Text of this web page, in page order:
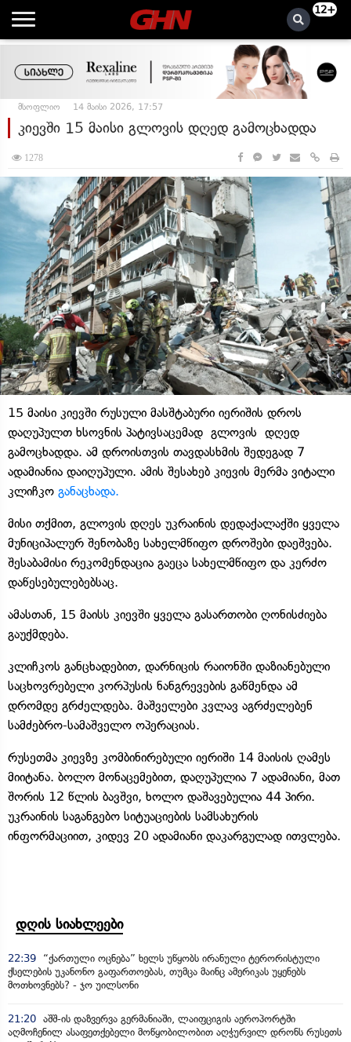
12+
მსოფლიო 14 მაისი 2026, 17:57
კიევში 15 მაისი გლოვის დღედ გამოცხადდა
1278
15 მაისი კიევში რუსული მასშტაბური იერიშის დროს
დაღუპულთ ხსოვნის პატივსაცემად გლოვის დღედ
გამოცხადდა. ამ დროისთვის თავდასხმის შედეგად 7
ადამიანია დაიღუპული. ამის შესახებ კიევის მერმა ვიტალი
კლიჩკო განაცხადა.
მისი თქმით, გლოვის დღეს უკრაინის დედაქალაქში ყველა
მუნიციპალურ შენობაზე სახელმწიფო დროშები დაეშვება.
შესაბამისი რეკომენდაცია გაეცა სახელმწიფო და კერძო
დაწესებულებებსაც.
ამასთან, 15 მაისს კიევში ყველა გასართობი ღონისძიება
გაუქმდება.
კლიჩკოს განცხადებით, დარნიცის რაიონში დაზიანებული
საცხოვრებელი კორპუსის ნანგრევების გაწმენდა ამ
დრომდე გრძელდება. მაშველები კვლავ აგრძელებენ
სამძებრო-სამაშველო ოპერაციას.
რუსეთმა კიევზე კომბინირებული იერიში 14 მაისის ღამეს
მიიტანა. ბოლო მონაცემებით, დაღუპულია 7 ადამიანი, მათ
შორის 12 წლის ბავშვი, ხოლო დაშავებულია 44 პირი.
უკრაინის საგანგებო სიტუაციების სამსახურის
ინფორმაციით, კიდევ 20 ადამიანი დაკარგულად ითვლება.
დღის სიახლეები
22:39
“ქართული ოცნება” ხელს უწყობს ირანული ტერორისტული
ქსელების უკანონო გაფართოებას, თუმცა მაინც ამერიკას უყენებს
მოთხოვნებს? - ჯო უილსონი
21:20 აშშ-ის დაზვერვა გერმანიაში, ლაიფციგის აეროპორტში
აღმოჩენილ ასაფეთქებელი მოწყობილობით აღჭურვილ დრონს რუსეთს